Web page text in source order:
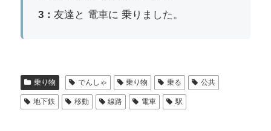
3：友達と 電車に 乗りました。
乗り物 でんしゃ 乗り物 乗る 公共
地下鉄 移動 線路 電車 駅